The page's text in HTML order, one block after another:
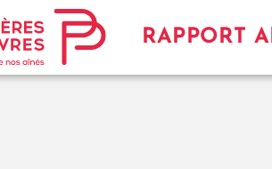
RAPPORT